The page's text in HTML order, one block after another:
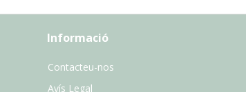
Informació
Contacteu-nos
Avís Legal